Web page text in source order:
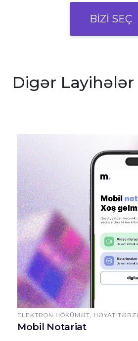
BİZİ SEÇ
Digər Layihələr
ELEKTRON HÖKÜMƏT, HƏYAT TƏRZI
Mobil Notariat